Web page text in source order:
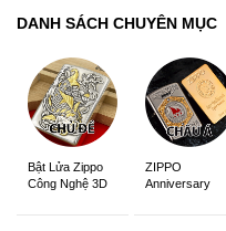
DANH SÁCH CHUYÊN MỤC
Bật Lửa Zippo
Công Nghệ 3D
ZIPPO
Anniversary